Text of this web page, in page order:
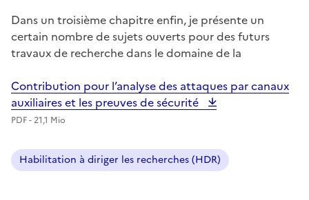
Dans un troisième chapitre enfin, je présente un
certain nombre de sujets ouverts pour des futurs
travaux de recherche dans le domaine de la
Contribution pour l’analyse des attaques par canaux
auxiliaires et les preuves de sécurité
PDF - 21,1 Mio
Habilitation à diriger les recherches (HDR)